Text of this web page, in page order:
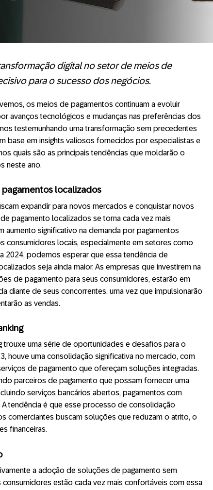
digital no setor de meios de
para o sucesso dos negócios.
os meios de pagamentos continuam a evoluir
avanços tecnológicos e mudanças nas preferências dos
testemunhando uma transformação sem precedentes
base em insights valiosos fornecidos por especialistas e
quais são as principais tendências que moldarão o
neste ano.
localizados
expandir para novos mercados e conquistar novos
pagamento localizados se torna cada vez mais
aumento significativo na demanda por pagamentos
consumidores locais, especialmente em setores como
2024, podemos esperar que essa tendência de
seja ainda maior. As empresas que investirem na
de pagamento para seus consumidores, estarão em
diante de seus concorrentes, uma vez que impulsionarão
as vendas.
trouxe uma série de oportunidades e desafios para o
houve uma consolidação significativa no mercado, com
de pagamento que ofereçam soluções integradas.
parceiros de pagamento que possam fornecer uma
serviços bancários abertos, pagamentos com
tendência é que esse processo de consolidação
comerciantes buscam soluções que reduzam o atrito, o
financeiras.
a adoção de soluções de pagamento sem
estão cada vez mais confortáveis com essa